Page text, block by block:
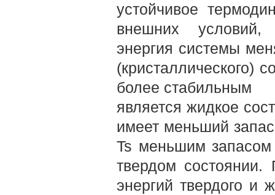
устойчивое
внешних условий,
энергия системы
(кристаллического)
более стабильным
является жидкое
имеет меньший
Ts меньшим запасом
твердом
энергий твердого и